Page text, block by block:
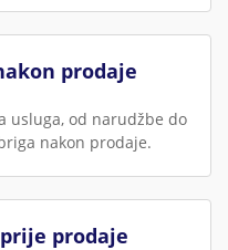
prodaje
usluga, od narudžbe do
nakon prodaje.
prodaje